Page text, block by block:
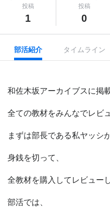
投稿
1
投稿
0
部活紹介 タイムライン
和佐木坂アーカイブスに掲
全ての教材をみんなでレビ
まずは部長である私ヤッシが
身銭を切って、
全教材を購入してレビュー
部活では、